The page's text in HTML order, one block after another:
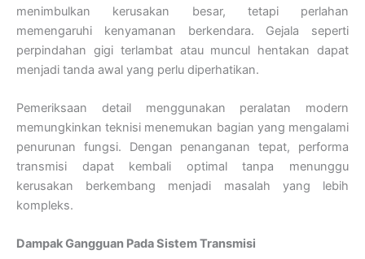
menimbulkan kerusakan besar, tetapi perlahan
memengaruhi kenyamanan berkendara. Gejala seperti
perpindahan gigi terlambat atau muncul hentakan dapat
menjadi tanda awal yang perlu diperhatikan.
Pemeriksaan detail menggunakan peralatan modern
memungkinkan teknisi menemukan bagian yang mengalami
penurunan fungsi. Dengan penanganan tepat, performa
transmisi dapat kembali optimal tanpa menunggu
kerusakan berkembang menjadi masalah yang lebih
kompleks.
Dampak Gangguan Pada Sistem Transmisi